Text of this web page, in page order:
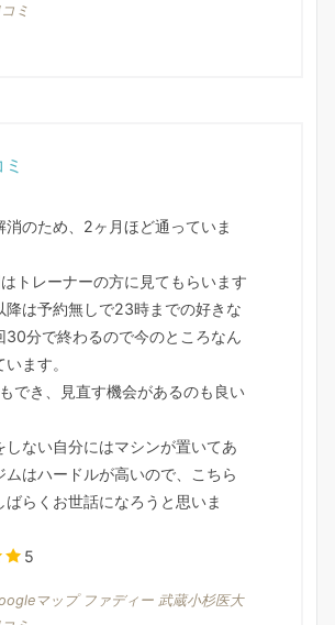
ミ
消のため、2ヶ月ほど通っていま
トレーナーの方に見てもらいます
降は予約無しで23時までの好きな
30分で終わるので今のところなん
ます。
でき、見直す機会があるのも良い
しない自分にはマシンが置いてあ
ムはハードルが高いので、こちら
ばらくお世話になろうと思いま
5
マップ ファディー 武蔵小杉医大